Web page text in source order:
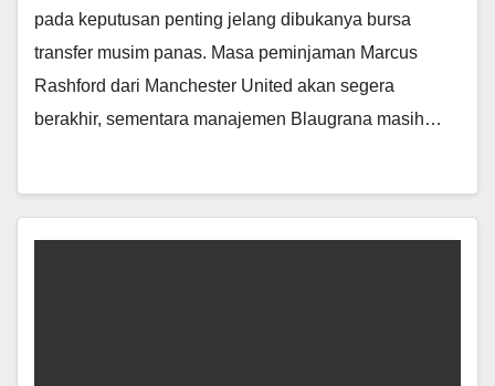
pada keputusan penting jelang dibukanya bursa
transfer musim panas. Masa peminjaman Marcus
Rashford dari Manchester United akan segera
berakhir, sementara manajemen Blaugrana masih…